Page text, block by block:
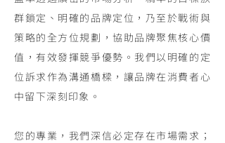
群鎖定、明確的品牌定位，乃至於戰術與
策略的全方位規劃，協助品牌聚焦核心價
值，有效發揮競爭優勢。我們以明確的定
位訴求作為溝通橋樑，讓品牌在消費者心
中留下深刻印象。
您的專業，我們深信必定存在市場需求；